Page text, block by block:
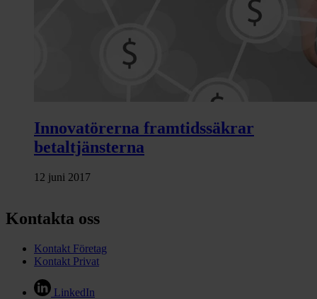
Innovatörerna framtidssäkrar
betaltjänsterna
12 juni 2017
Kontakta oss
Kontakt Företag
Kontakt Privat
LinkedIn